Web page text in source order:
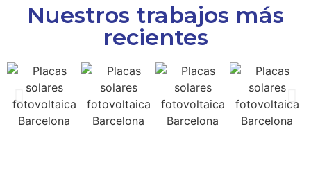
Nuestros trabajos más
recientes